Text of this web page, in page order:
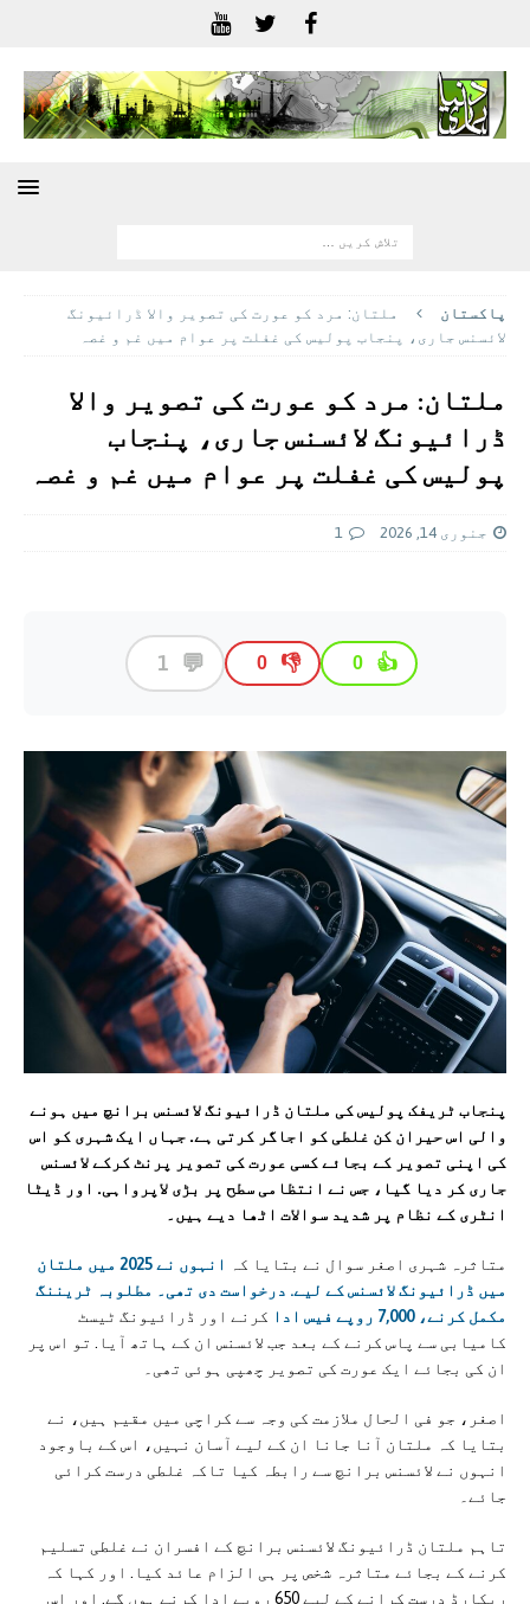
پاکستان
ملتان: مرد کو عورت کی تصویر والا ڈرائیونگ
لائسنس جاری، پنجاب پولیس کی غفلت پر عوام ميں غم و غصہ
ملتان: مرد کو عورت کی تصویر والا
ڈرائیونگ لائسنس جاری، پنجاب
پولیس کی غفلت پر عوام ميں غم و غصہ
جنوری 14, 2026 1
👍
0
👎
0
💬
1
پنجاب ٹریفک پولیس کی ملتان ڈرائیونگ لائسنس برانچ میں ہونے
والی اس حیران کن غلطی کو اجاگر کرتی ہے. جہاں ایک شہری کو اس
کی اپنی تصویر کے بجائے کسی عورت کی تصویر پرنٹ کرکے لائسنس
جاری کر دیا گیا، جس نے انتظامی سطح پر بڑی لاپرواہی. اور ڈیٹا
انٹری کے نظام پر شدید سوالات اٹھا دیے ہیں۔
متاثرہ شہری اصغر سوال نے بتایا کہ
انہوں نے 2025 میں ملتان
میں ڈرائیونگ لائسنس کے لیے. درخواست دی تھی۔ مطلوبہ ٹریننگ
مکمل کرنے، 7,000 روپے فیس ادا
کرنے اور ڈرائیونگ ٹیسٹ
کامیابی سے پاس کرنے کے بعد جب لائسنس ان کے ہاتھ آیا. تو اس پر
ان کی بجائے ایک عورت کی تصویر چھپی ہوئی تھی۔
اصغر، جو فی الحال ملازمت کی وجہ سے کراچی میں مقیم ہیں، نے
بتایا کہ ملتان آنا جانا ان کے لیے آسان نہیں، اس کے باوجود
انہوں نے لائسنس برانچ سے رابطہ کیا تاکہ غلطی درست کرائی
جائے۔
تاہم ملتان ڈرائیونگ لائسنس برانچ کے افسران نے غلطی تسلیم
کرنے کے بجائے متاثرہ شخص پر ہی الزام عائد کیا. اور کہا کہ
ریکارڈ درست کرانے کے لیے 650 روپے ادا کرنے ہوں گے. اور اس